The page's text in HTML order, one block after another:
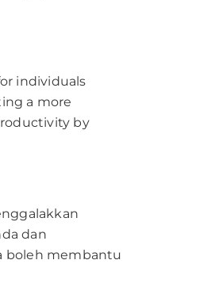
individuals
a more
by
dan
boleh membantu